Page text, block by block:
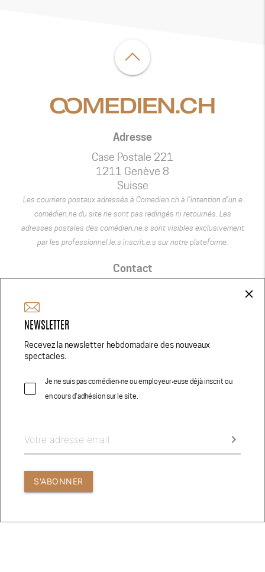
Adresse
Case Postale 221
1211 Genève 8
Suisse
Les courriers postaux adressés à Comedien.ch à l’intention d’un.e
comédien.ne du site ne sont pas redirigés ni retournés. Les
adresses postales des comédien.ne.s sont visibles exclusivement
par les professionnel.le.s inscrit.e.s sur notre plateforme.
Contact
close
NEWSLETTER
Recevez la newsletter hebdomadaire des nouveaux
spectacles.
Je ne suis pas comédien‧ne ou employeur‧euse déjà inscrit ou
en cours d'adhésion sur le site.
keyboard_arrow_right
S'ABONNER